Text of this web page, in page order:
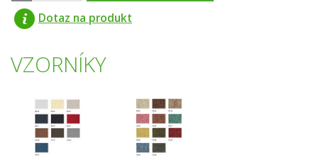
Dotaz na produkt
VZORNÍKY